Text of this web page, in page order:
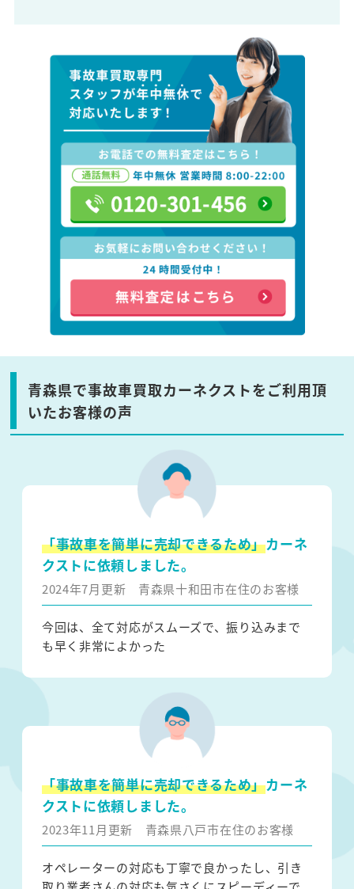
青森県で事故車買取カーネクストをご利用頂
いたお客様の声
「事故車を簡単に売却できるため」カーネ
クストに依頼しました。
2024年7月更新 青森県十和田市在住のお客様
今回は、全て対応がスムーズで、振り込みまで
も早く非常によかった
「事故車を簡単に売却できるため」カーネ
クストに依頼しました。
2023年11月更新 青森県八戸市在住のお客様
オペレーターの対応も丁寧で良かったし、引き